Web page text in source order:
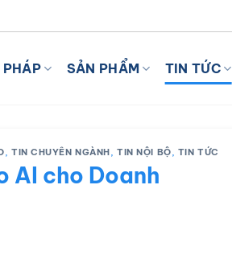
SẢN PHẨM TIN TỨC
,TIN CHUYÊN NGÀNH,TIN NỘI BỘ, TIN TỨC
AI cho Doanh